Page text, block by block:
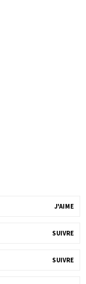
J'AIME
SUIVRE
SUIVRE